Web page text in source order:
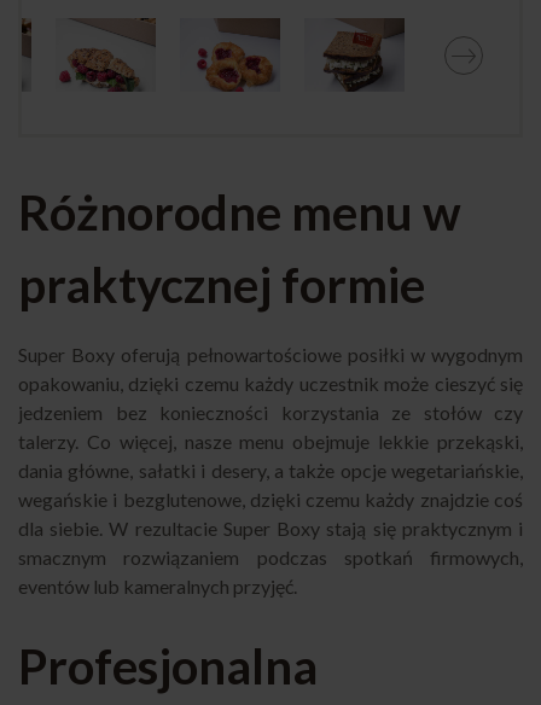
Różnorodne menu w
praktycznej formie
Super Boxy oferują pełnowartościowe posiłki w wygodnym
opakowaniu, dzięki czemu każdy uczestnik może cieszyć się
jedzeniem bez konieczności korzystania ze stołów czy
talerzy. Co więcej, nasze menu obejmuje lekkie przekąski,
dania główne, sałatki i desery, a także opcje wegetariańskie,
wegańskie i bezglutenowe, dzięki czemu każdy znajdzie coś
dla siebie. W rezultacie Super Boxy stają się praktycznym i
smacznym rozwiązaniem podczas spotkań firmowych,
eventów lub kameralnych przyjęć.
Profesjonalna